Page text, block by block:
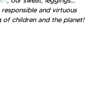
andvirtuous
children and the planet!